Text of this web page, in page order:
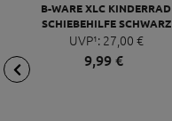
B-WARE XLC KINDERRAD
SCHIEBEHILFE SCHWARZ
UVP¹: 27,00 €
9,99€